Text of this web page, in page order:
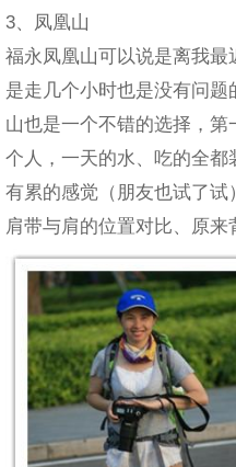
3、凤凰山
福永凤凰山可以说是离我
是走几个小时也是没有问
山也是一个不错的选择，
个人，一天的水、吃的全
有累的感觉（朋友也试了试）
肩带与肩的位置对比、原